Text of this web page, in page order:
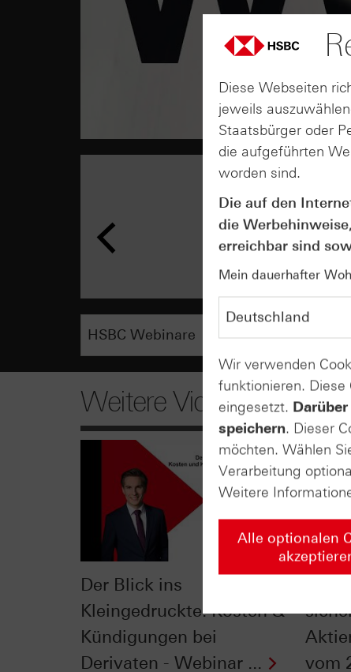
Weitere Videos
Der Blick ins
Kleingedruckte: Kosten &
Kündigungen bei
Derivaten - Webinar ...
vom
Diese Webseiten
jeweils
Staatsbürger oder
die aufgeführten
worden sind.
Die auf den
die
erreichbar sind
Mein dauerhafter
Wir verwenden
funktionieren.
eingesetzt.
speichern. Dieser
möchten. Wählen
Verarbeitung
Weitere
Alle optionalen